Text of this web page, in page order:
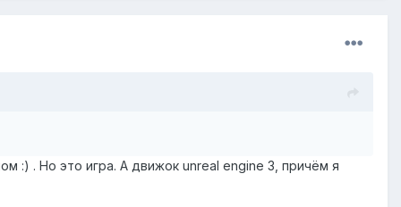
:) . Но это игра. A движок unreal engine 3, причём я